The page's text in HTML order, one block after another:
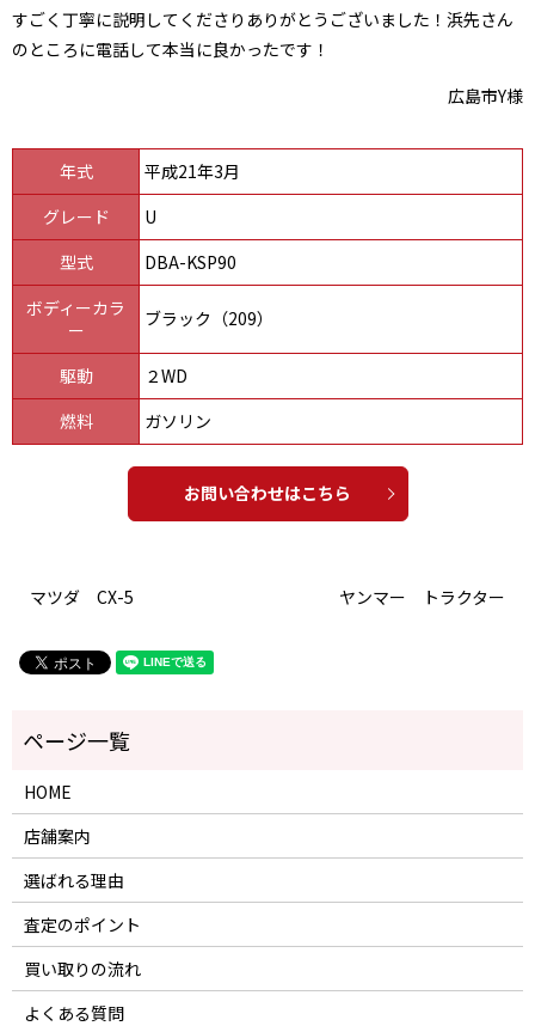
すごく丁寧に説明してくださりありがとうございました！浜先さん
のところに電話して本当に良かったです！
広島市Y様
年式
平成21年3月
グレード
U
型式
DBA-KSP90
ボディーカラ
ー
ブラック（209）
駆動
２WD
燃料
ガソリン
お問い合わせはこちら
マツダ CX-5 ヤンマー トラクター
HOME
店舗案内
選ばれる理由
査定のポイント
買い取りの流れ
よくある質問